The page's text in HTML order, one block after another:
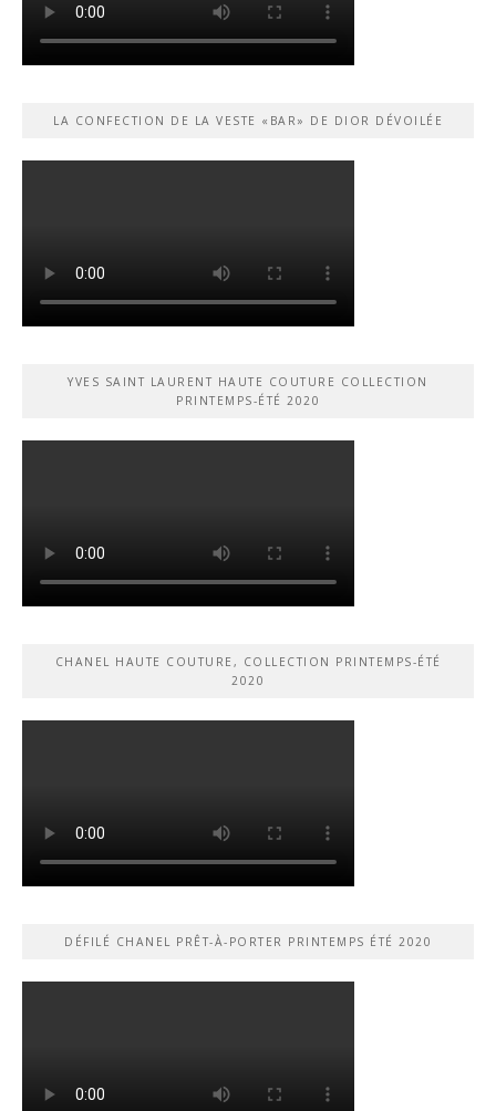
LA CONFECTION DE LA VESTE «BAR» DE DIOR DÉVOILÉE
YVES SAINT LAURENT HAUTE COUTURE COLLECTION
PRINTEMPS-ÉTÉ 2020
CHANEL HAUTE COUTURE, COLLECTION PRINTEMPS-ÉTÉ
2020
DÉFILÉ CHANEL PRÊT-À-PORTER PRINTEMPS ÉTÉ 2020